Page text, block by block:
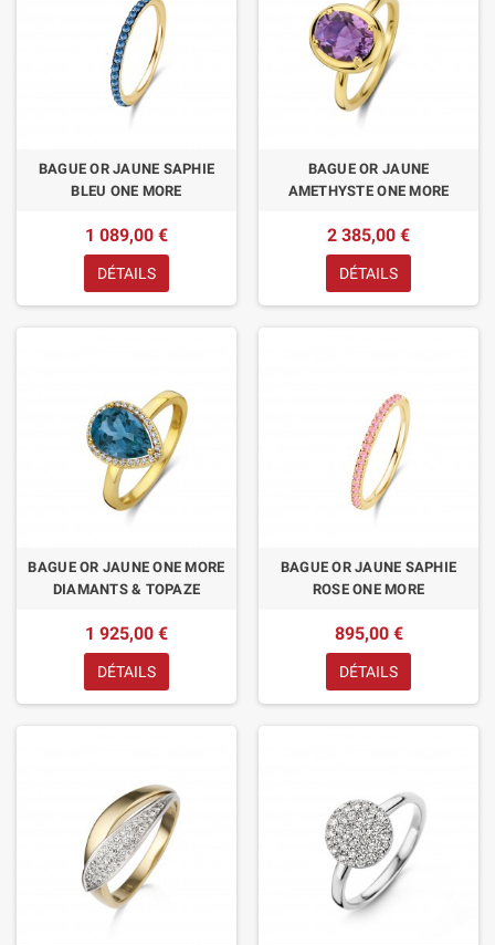
BAGUE OR JAUNE SAPHIE
BLEU ONE MORE
1 089,00 €
DÉTAILS
BAGUE OR JAUNE
AMETHYSTE ONE MORE
2 385,00 €
DÉTAILS
BAGUE OR JAUNE ONE MORE
DIAMANTS & TOPAZE
1 925,00 €
DÉTAILS
BAGUE OR JAUNE SAPHIE
ROSE ONE MORE
895,00 €
DÉTAILS